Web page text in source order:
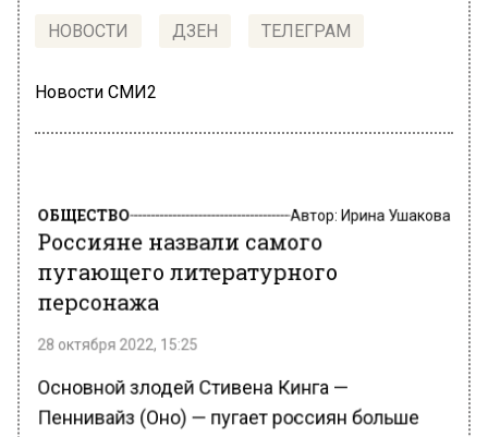
НОВОСТИ ДЗЕН ТЕЛЕГРАМ
Новости СМИ2
ОБЩЕСТВО Автор:Ирина Ушакова
Россияне назвали самого
пугающего литературного
персонажа
28 октября 2022, 15:25
Основной злодей Стивена Кинга —
Пеннивайз (Оно) — пугает россиян больше